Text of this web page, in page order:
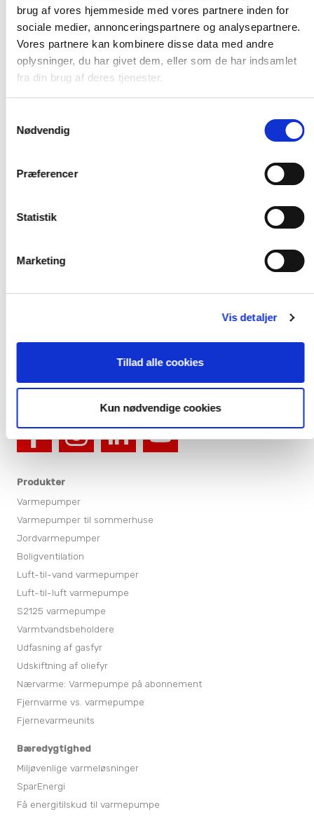
brug af vores hjemmeside med vores partnere inden for
sociale medier, annonceringspartnere og analysepartnere.
Vores partnere kan kombinere disse data med andre
oplysninger, du har givet dem, eller som de har indsamlet
fra din brug af deres tjenester.
Nødvendig
Præferencer
Statistik
Marketing
Vis detaljer
Tillad alle cookies
Kun nødvendige cookies
Produkter
Varmepumper
Varmepumper til sommerhuse
Jordvarmepumper
Boligventilation
Luft-til-vand varmepumper
Luft-til-luft varmepumpe
S2125 varmepumpe
Varmtvandsbeholdere
Udfasning af gasfyr
Udskiftning af oliefyr
Nærvarme: Varmepumpe på abonnement
Fjernvarme vs. varmepumpe
Fjernevarmeunits
Bæredygtighed
Miljøvenlige varmeløsninger
SparEnergi
Få energitilskud til varmepumpe
Service
Få hjælp til dit produkt
Bestil serviceabonnement
Mandag - torsdag
7.00 - 16.00
En gennemtænkt løsning
Varmepumper til erhverv og industri
Presse
Sitemap
Cookiepolitik